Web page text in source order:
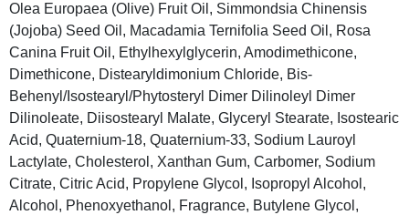
Olea Europaea (Olive) Fruit Oil, Simmondsia Chinensis
(Jojoba) Seed Oil, Macadamia Ternifolia Seed Oil, Rosa
Canina Fruit Oil, Ethylhexylglycerin, Amodimethicone,
Dimethicone, Distearyldimonium Chloride, Bis-
Behenyl/Isostearyl/Phytosteryl Dimer Dilinoleyl Dimer
Dilinoleate, Diisostearyl Malate, Glyceryl Stearate, Isostearic
Acid, Quaternium-18, Quaternium-33, Sodium Lauroyl
Lactylate, Cholesterol, Xanthan Gum, Carbomer, Sodium
Citrate, Citric Acid, Propylene Glycol, Isopropyl Alcohol,
Alcohol, Phenoxyethanol, Fragrance, Butylene Glycol,